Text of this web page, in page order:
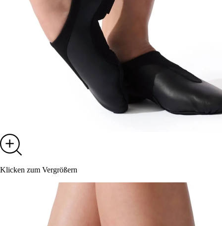
Klicken zum Vergrößern